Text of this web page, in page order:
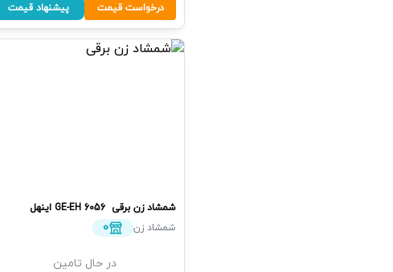
درخواست قیمت پیشنهاد قیمت
شمشاد زن برقی
اینهل
شمشاد زن
0
در حال تامین